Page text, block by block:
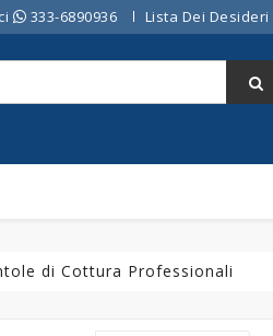
333-6890936 Lista Dei Desideri
di Cottura Professionali